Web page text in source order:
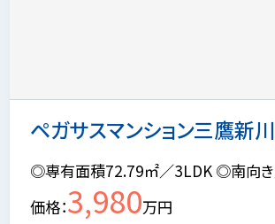
ペガサスマンション三鷹新川
◎専有面積72.79㎡／3LDK ◎南向き
価格 3,980万円